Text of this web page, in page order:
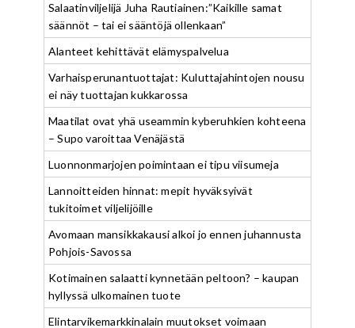
Salaatinviljelijä Juha Rautiainen:”Kaikille samat
säännöt – tai ei sääntöjä ollenkaan”
Alanteet kehittävät elämyspalvelua
Varhaisperunantuottajat: Kuluttajahintojen nousu
ei näy tuottajan kukkarossa
Maatilat ovat yhä useammin kyberuhkien kohteena
– Supo varoittaa Venäjästä
Luonnonmarjojen poimintaan ei tipu viisumeja
Lannoitteiden hinnat: mepit hyväksyivät
tukitoimet viljelijöille
Avomaan mansikkakausi alkoi jo ennen juhannusta
Pohjois-Savossa
Kotimainen salaatti kynnetään peltoon? – kaupan
hyllyssä ulkomainen tuote
Elintarvikemarkkinalain muutokset voimaan